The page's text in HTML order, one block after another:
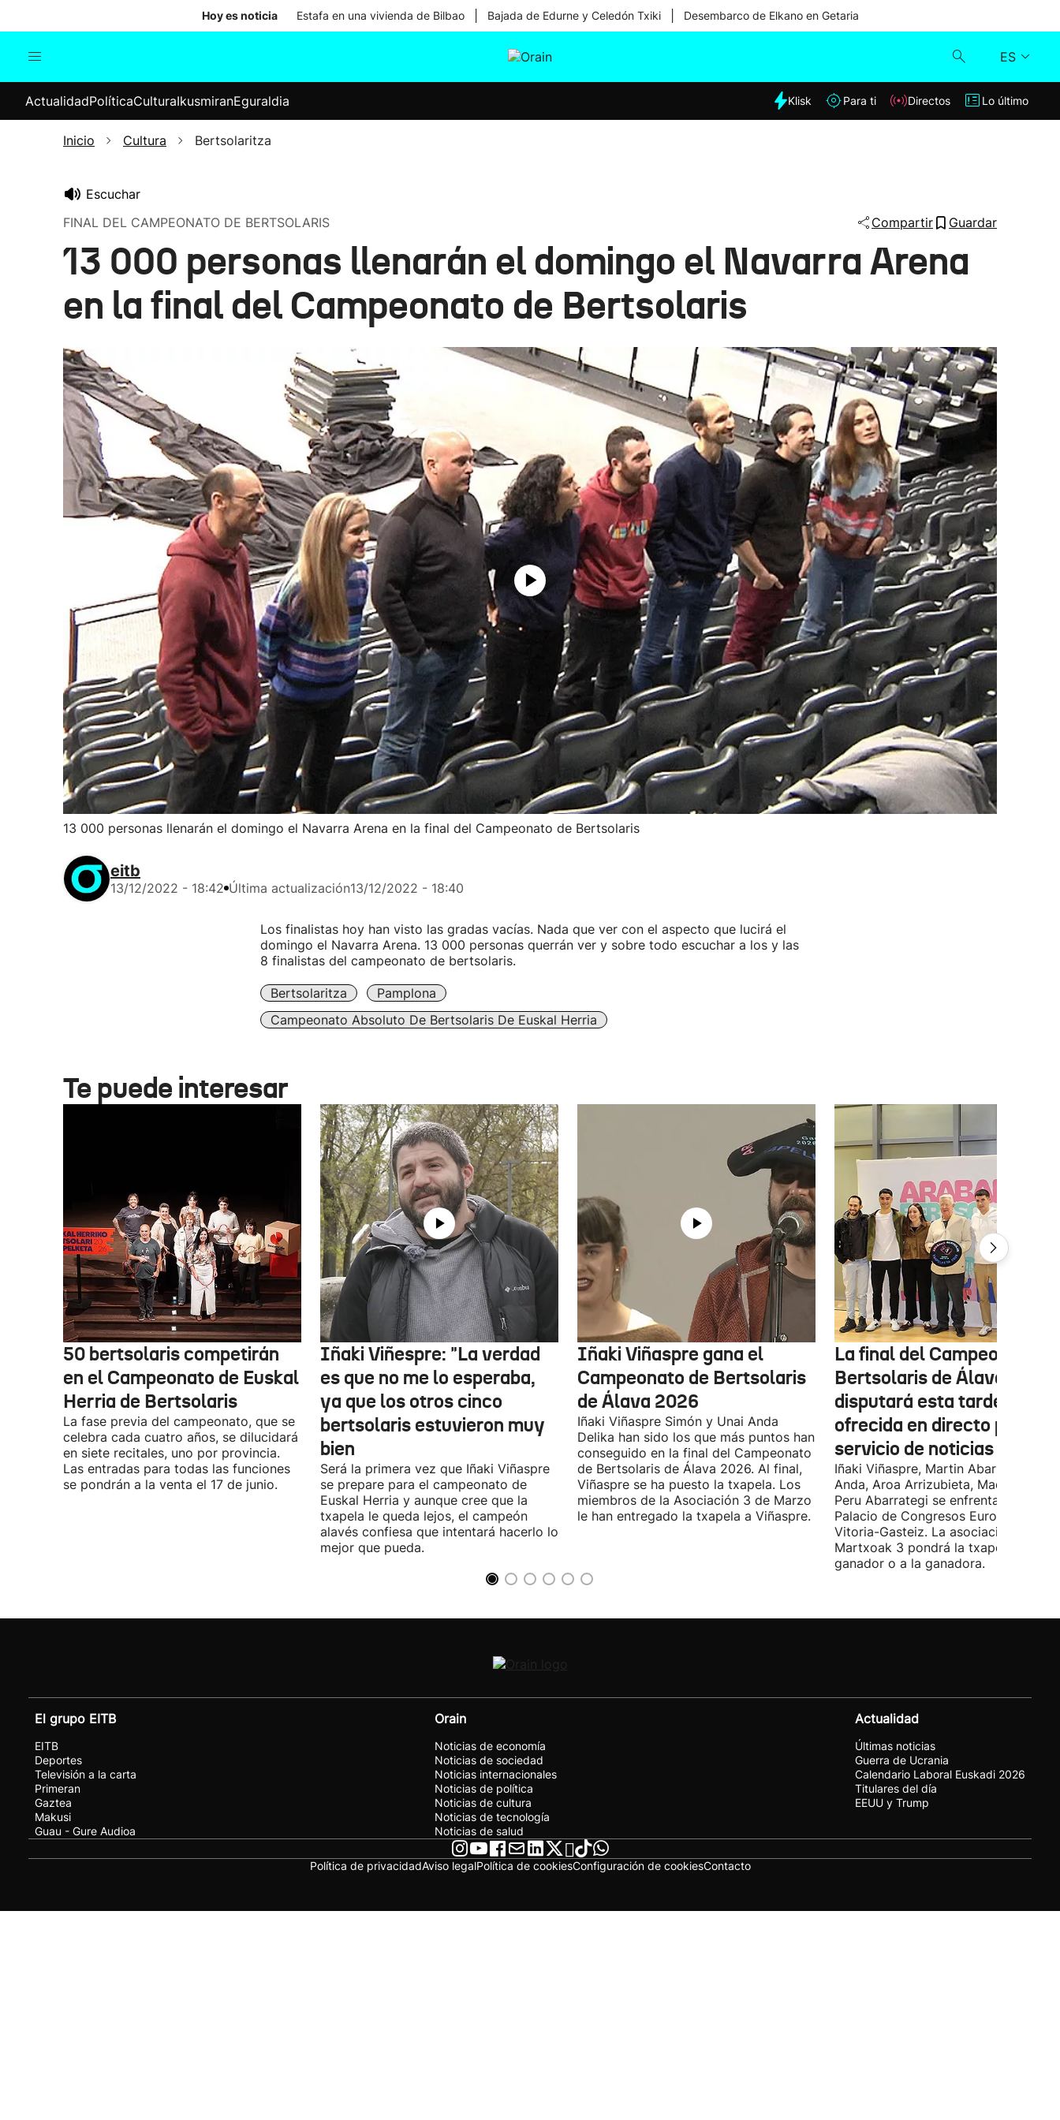
Hoy es noticia Estafa en una vivienda de Bilbao Bajada de Edurne y Celedón Txiki Desembarco de Elkano en Getaria
ES
Internacional
Elecciones
Klisk
Lo último
ActualidadPolíticaCulturaIkusmiranEguraldia Klisk Para ti Directos Lo último
Inicio Cultura Bertsolaritza
Escuchar
FINAL DEL CAMPEONATO DE BERTSOLARIS
Compartir Guardar
13 000 personas llenarán el domingo el Navarra Arena
en la final del Campeonato de Bertsolaris
13 000 personas llenarán el domingo el Navarra Arena en la final del Campeonato de Bertsolaris
eitb
13/12/2022 - 18:42 Última actualización13/12/2022 - 18:40
Los finalistas hoy han visto las gradas vacías. Nada que ver con el aspecto que lucirá el
domingo el Navarra Arena. 13 000 personas querrán ver y sobre todo escuchar a los y las
8 finalistas del campeonato de bertsolaris.
Bertsolaritza
Pamplona
Campeonato Absoluto De Bertsolaris De Euskal Herria
Te puede interesar
50 bertsolaris competirán
en el Campeonato de Euskal
Herria de Bertsolaris
La fase previa del campeonato, que se
celebra cada cuatro años, se dilucidará
en siete recitales, uno por provincia.
Las entradas para todas las funciones
se pondrán a la venta el 17 de junio.
Iñaki Viñespre: "La verdad
es que no me lo esperaba,
ya que los otros cinco
bertsolaris estuvieron muy
bien
Será la primera vez que Iñaki Viñaspre
se prepare para el campeonato de
Euskal Herria y aunque cree que la
txapela le queda lejos, el campeón
alavés confiesa que intentará hacerlo lo
mejor que pueda.
Iñaki Viñaspre gana el
Campeonato de Bertsolaris
de Álava 2026
Iñaki Viñaspre Simón y Unai Anda
Delika han sido los que más puntos han
conseguido en la final del Campeonato
de Bertsolaris de Álava 2026. Al final,
Viñaspre se ha puesto la txapela. Los
miembros de la Asociación 3 de Marzo
le han entregado la txapela a Viñaspre.
La final del Campeonato de
Bertsolaris de Álava se
disputará esta tarde y será
ofrecida en directo por el
servicio de noticias ORAIN
Iñaki Viñaspre, Martin Abarrategi,
Anda, Aroa Arrizubieta, Maddi Agirre
Peru Abarrategi se enfrentarán en el
Palacio de Congresos Europa de
Vitoria-Gasteiz. La asociación
Martxoak 3 pondrá la txapela al
ganador o a la ganadora.
El grupo EITB
EITB
Deportes
Televisión a la carta
Primeran
Gaztea
Makusi
Guau - Gure Audioa
Orain
Noticias de economía
Noticias de sociedad
Noticias internacionales
Noticias de política
Noticias de cultura
Noticias de tecnología
Noticias de salud
Actualidad
Últimas noticias
Guerra de Ucrania
Calendario Laboral Euskadi 2026
Titulares del día
EEUU y Trump
Política de privacidadAviso legalPolítica de cookiesConfiguración de cookiesContacto